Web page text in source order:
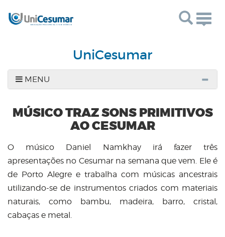
UniCesumar
MENU
MÚSICO TRAZ SONS PRIMITIVOS
AO CESUMAR
O músico Daniel Namkhay irá fazer três
apresentações no Cesumar na semana que vem. Ele é
de Porto Alegre e trabalha com músicas ancestrais
utilizando-se de instrumentos criados com materiais
naturais, como bambu, madeira, barro, cristal,
cabaças e metal.